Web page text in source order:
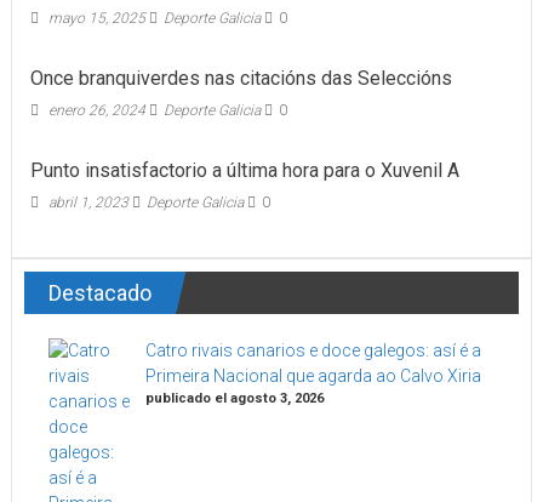
mayo 15, 2025 Deporte Galicia 0
Once branquiverdes nas citacións das Seleccións
enero 26, 2024 Deporte Galicia 0
Punto insatisfactorio a última hora para o Xuvenil A
abril 1, 2023 Deporte Galicia 0
Destacado
Catro rivais canarios e doce galegos: así é a
Primeira Nacional que agarda ao Calvo Xiria
publicado el agosto 3, 2026